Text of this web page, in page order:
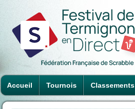
Accueil Tournois Classements